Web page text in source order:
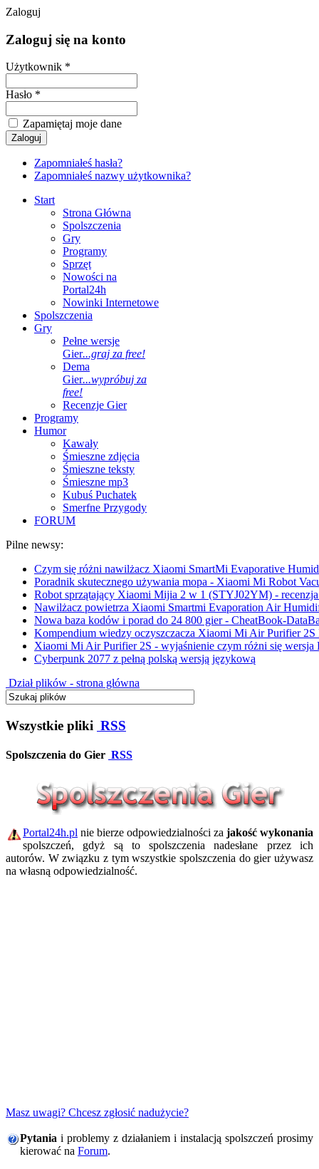
Zaloguj
Zaloguj się na konto
Użytkownik *
Hasło *
Zapamiętaj moje dane
Zapomniałeś hasła?
Zapomniałeś nazwy użytkownika?
Start
Strona Główna
Spolszczenia
Gry
Programy
Sprzęt
Nowości na
Portal24h
Nowinki Internetowe
Spolszczenia
Gry
Pełne wersje
Gier...graj za free!
Dema
Gier...wypróbuj za
free!
Recenzje Gier
Programy
Humor
Kawały
Śmieszne zdjęcia
Śmieszne teksty
Śmieszne mp3
Kubuś Puchatek
Smerfne Przygody
FORUM
Pilne newsy:
Czym się różni nawilżacz Xiaomi SmartMi Evaporative
Poradnik skutecznego używania mopa - Xiaomi Mi Robot
Robot sprzątający Xiaomi Mijia 2 w 1 (STYJ02YM) -
Nawilżacz powietrza Xiaomi Smartmi Evaporation Air
Nowa baza kodów i porad do 24 800 gier - CheatBook-
Kompendium wiedzy oczyszczacza Xiaomi Mi Air Purifier
Xiaomi Mi Air Purifier 2S - wyjaśnienie czym różni się wersja
Cyberpunk 2077 z pełną polską wersją językową
Dział plików - strona główna
Wszystkie pliki RSS
Spolszczenia do Gier RSS
Portal24h.pl nie bierze odpowiedzialności za jakość wykonania
spolszczeń, gdyż są to spolszczenia nadesłane przez ich
autorów. W związku z tym wszystkie spolszczenia do gier używasz
na własną odpowiedzialność.
Masz uwagi? Chcesz zgłosić nadużycie?
Pytania i problemy z działaniem i instalacją spolszczeń prosimy
kierować na Forum.